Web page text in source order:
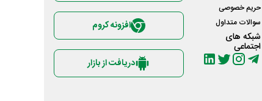
حریم خصوصی
سوالات متداول
شبکه های
اجتماعی
افزونه کروم
دریافت از بازار